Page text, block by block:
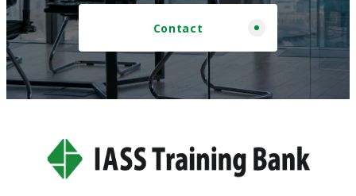
Contact